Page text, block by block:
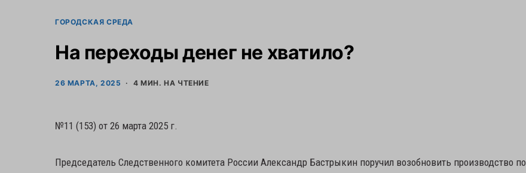
ГОРОДСКАЯ СРЕДА
На переходы денег не хватило?
26 МАРТА, 2025 4 МИН. НА ЧТЕНИЕ
№11 (153) от 26 марта 2025 г.
Председатель Следственного комитета России Александр Бастрыкин поручил возобновить производство по